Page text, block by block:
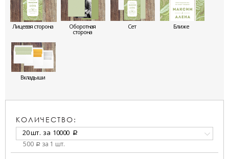
Лицевая сторона Оборотная
сторона
Сет Ближе
Вкладыши
КОЛИЧЕСТВО:
20 шт. за 10000 a
500 a за 1 шт.